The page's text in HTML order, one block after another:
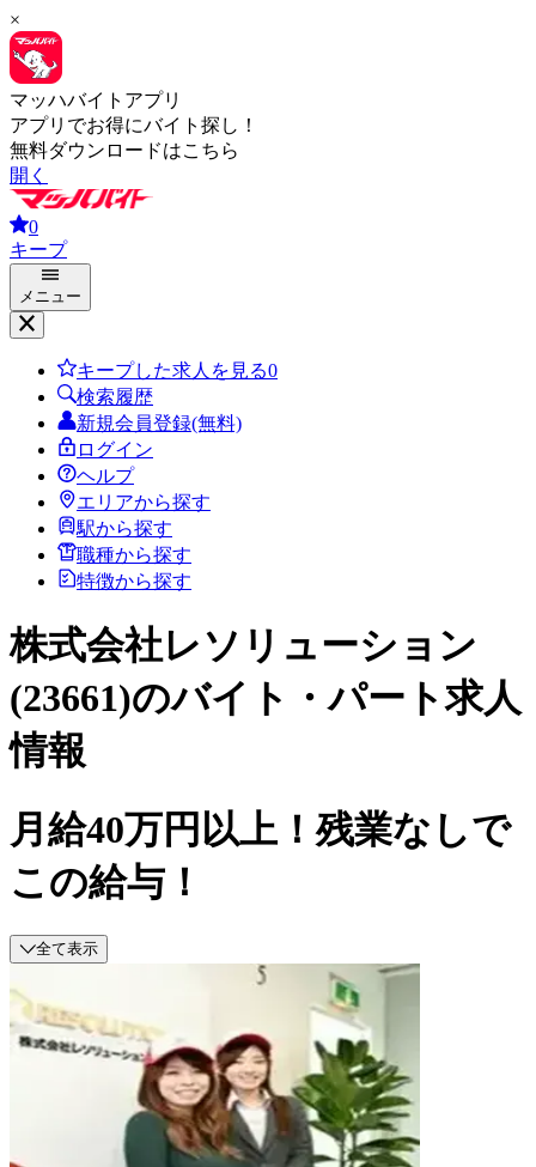
×
マッハバイトアプリ
アプリでお得にバイト探し！
無料ダウンロードはこちら
開く
0
キープ
メニュー
キープした求人を見る0
検索履歴
新規会員登録(無料)
ログイン
ヘルプ
エリアから探す
駅から探す
職種から探す
特徴から探す
株式会社レソリューション
(23661)のバイト・パート求人
情報
月給40万円以上！残業なしで
この給与！
全て表示